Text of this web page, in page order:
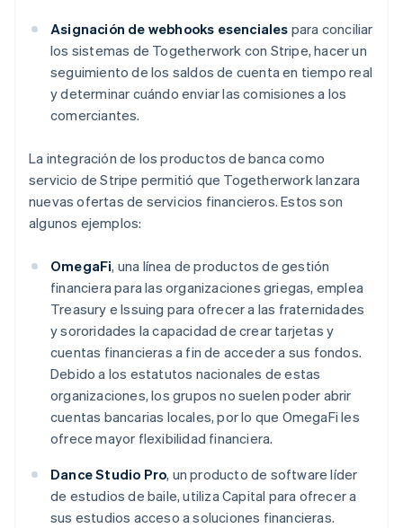
Asignación de webhooks esenciales para conciliar
los sistemas de Togetherwork con Stripe, hacer un
seguimiento de los saldos de cuenta en tiempo real
y determinar cuándo enviar las comisiones a los
comerciantes.
La integración de los productos de banca como
servicio de Stripe permitió que Togetherwork lanzara
nuevas ofertas de servicios financieros. Estos son
algunos ejemplos:
OmegaFi, una línea de productos de gestión
financiera para las organizaciones griegas, emplea
Treasury e Issuing para ofrecer a las fraternidades
y sororidades la capacidad de crear tarjetas y
cuentas financieras a fin de acceder a sus fondos.
Debido a los estatutos nacionales de estas
organizaciones, los grupos no suelen poder abrir
cuentas bancarias locales, por lo que OmegaFi les
ofrece mayor flexibilidad financiera.
Dance Studio Pro, un producto de software líder
de estudios de baile, utiliza Capital para ofrecer a
sus estudios acceso a soluciones financieras.